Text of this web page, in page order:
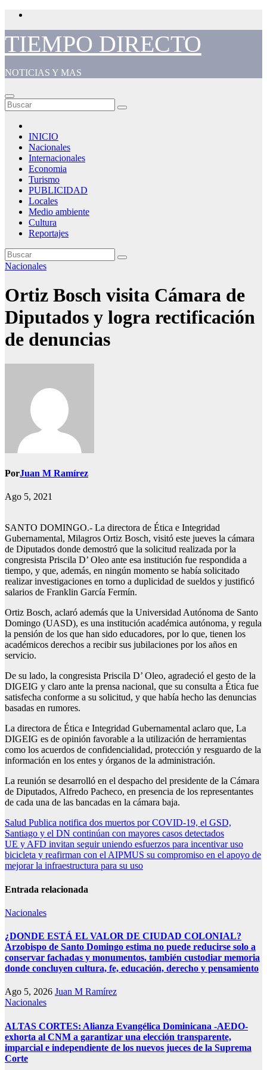
Saltar
contenido
TIEMPO DIRECTO
NOTICIAS Y MAS
INICIO
Nacionales
Internacionales
Economia
Turismo
PUBLICIDAD
Locales
Medio ambiente
Cultura
Reportajes
Nacionales
Ortiz Bosch visita Cámara de
Diputados y logra rectificación
de denuncias
PorJuan M Ramírez
Ago 5, 2021
SANTO DOMINGO.- La directora de Ética e Integridad
Gubernamental, Milagros Ortiz Bosch, visitó este jueves la cámara
de Diputados donde demostró que la solicitud realizada por la
congresista Priscila D’ Oleo ante esa institución fue respondida a
tiempo, y que, además, en ningún momento se había solicitado
realizar investigaciones en torno a duplicidad de sueldos y justificó
salarios de Franklin García Fermín.
Ortiz Bosch, aclaró además que la Universidad Autónoma de Santo
Domingo (UASD), es una institución académica autónoma, y regula
la pensión de los que han sido educadores, por lo que, tienen los
académicos derechos a recibir sus jubilaciones por los años en
servicio.
De su lado, la congresista Priscila D’ Oleo, agradeció el gesto de la
DIGEIG y claro ante la prensa nacional, que su consulta a Ética fue
satisfecha conforme a su solicitud, y que había hecho las denuncias
basadas en rumores.
La directora de Ética e Integridad Gubernamental aclaro que, La
DIGEIG es de opinión favorable a la utilización de herramientas
como los acuerdos de confidencialidad, protección y resguardo de la
información en los entes y órganos de la administración.
La reunión se desarrolló en el despacho del presidente de la Cámara
de Diputados, Alfredo Pacheco, en presencia de los representantes
de cada una de las bancadas en la cámara baja.
Navegación
de
entradas
Salud Publica notifica dos muertos por COVID-19, el GSD,
Santiago y el DN continúan con mayores casos detectados
UE y AFD invitan seguir uniendo esfuerzos para incentivar uso
bicicleta y reafirman con el AIPMUS su compromiso en el apoyo de
mejorar la infraestructura para su uso
Entrada relacionada
Nacionales
¿DONDE ESTÁ EL VALOR DE CIUDAD COLONIAL?
Arzobispo de Santo Domingo estima no puede reducirse solo a
conservar fachadas y monumentos, también custodiar memoria
donde concluyen cultura, fe, educación, derecho y pensamiento
Ago 5, 2026 Juan M Ramírez
Nacionales
ALTAS CORTES: Alianza Evangélica Dominicana -AEDO-
exhorta al CNM a garantizar una elección transparente,
imparcial e independiente de los nuevos jueces de la Suprema
Corte